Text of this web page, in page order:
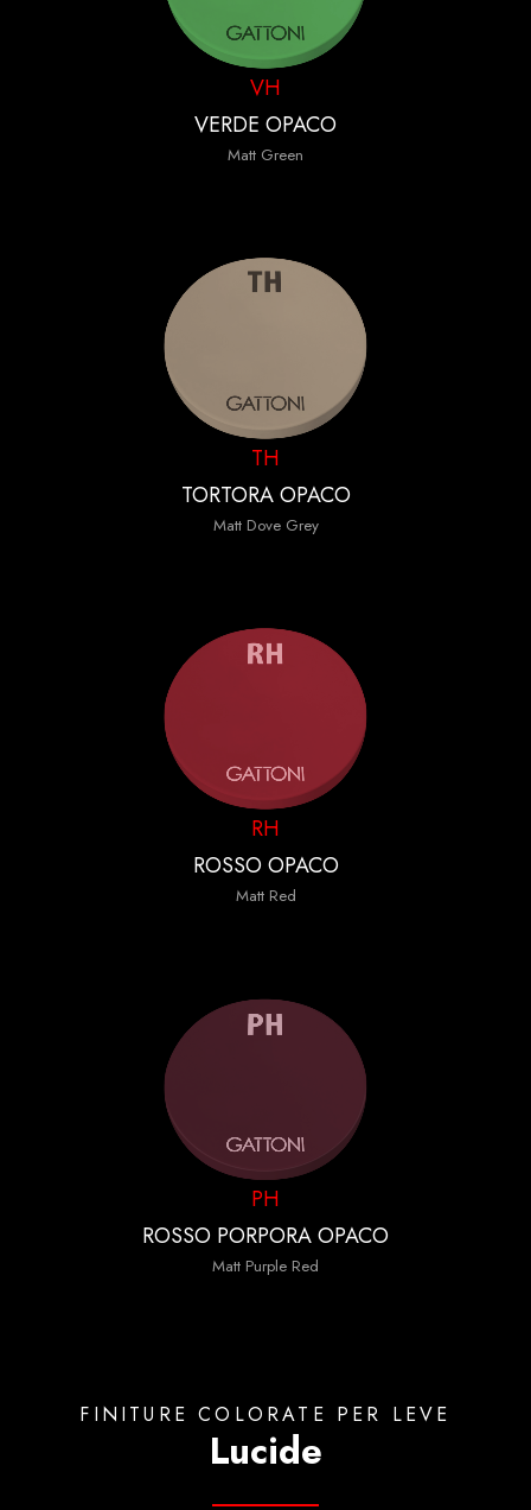
VH
VERDE OPACO
Matt Green
TH
TORTORA OPACO
Matt Dove Grey
RH
ROSSO OPACO
Matt Red
PH
ROSSO PORPORA OPACO
Matt Purple Red
FINITURE COLORATE PER LEVE
Lucide